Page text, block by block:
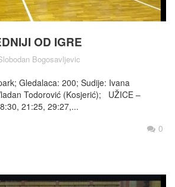
OD IGRE
Bogosavljevic
Gledalaca: 200; Sudije: Ivana
Todorović (Kosjerić); UŽICE –
21:25, 29:27,...
0